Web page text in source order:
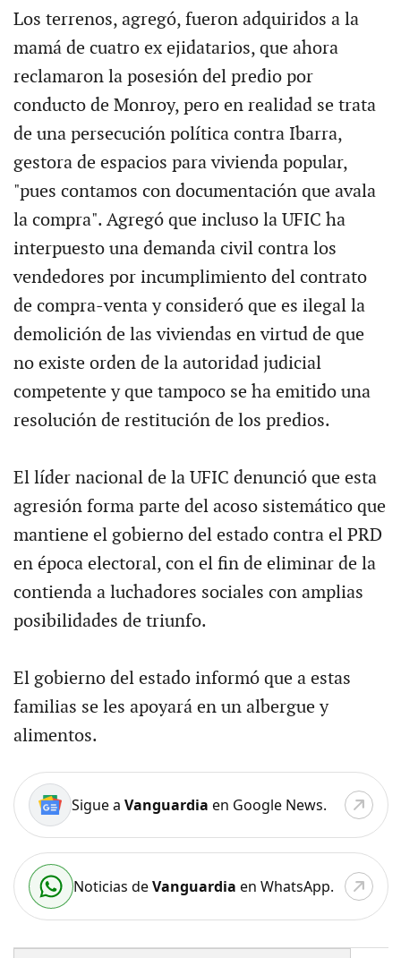
Los terrenos, agregó, fueron adquiridos a la
mamá de cuatro ex ejidatarios, que ahora
reclamaron la posesión del predio por
conducto de Monroy, pero en realidad se trata
de una persecución política contra Ibarra,
gestora de espacios para vivienda popular,
"pues contamos con documentación que avala
la compra". Agregó que incluso la UFIC ha
interpuesto una demanda civil contra los
vendedores por incumplimiento del contrato
de compra-venta y consideró que es ilegal la
demolición de las viviendas en virtud de que
no existe orden de la autoridad judicial
competente y que tampoco se ha emitido una
resolución de restitución de los predios.
El líder nacional de la UFIC denunció que esta
agresión forma parte del acoso sistemático que
mantiene el gobierno del estado contra el PRD
en época electoral, con el fin de eliminar de la
contienda a luchadores sociales con amplias
posibilidades de triunfo.
El gobierno del estado informó que a estas
familias se les apoyará en un albergue y
alimentos.
Sigue a Vanguardia en Google News.
Noticias deVanguardia en WhatsApp.